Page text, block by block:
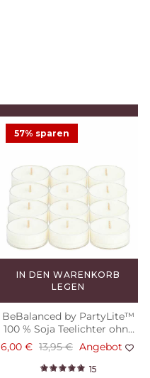
LEGEN
GloLite by PartyLite® Pillar-
Kerze Weiß, ohne Duft, H: 15
cm
17,98 € 35,95 € Angebot
27
57% sparen
IN DEN WARENKORB
LEGEN
BeBalanced by PartyLite™
100 % Soja Teelichter ohne
Duft, 12 St.
6,00 € 13,95 € Angebot
15